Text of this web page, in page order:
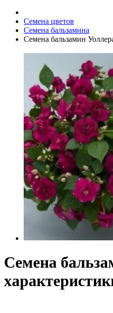
Семена цветов
Семена бальзамина
Семена бальзамин
Семена